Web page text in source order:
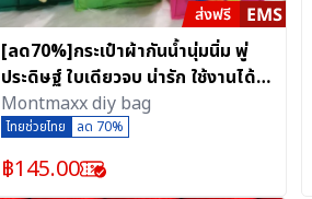
[ลด70%]กระเป๋าผ้ากันน้ำนุ่มนิ่ม พู่
ประดิษฐ์ ใบเดียวจบ น่ารัก ใช้งานได้
จริง (ไทยเด็ด)
Montmaxx diy bag
ไทยช่วยไทย ลด 70%
฿145.00